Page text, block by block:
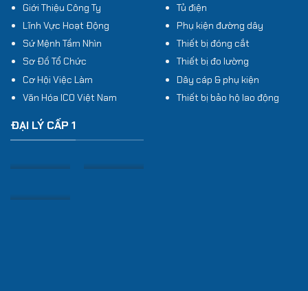
Giới Thiệu Công Ty
Lĩnh Vực Hoạt Động
Sứ Mệnh Tầm Nhìn
Sơ Đồ Tổ Chức
Cơ Hội Việc Làm
Văn Hóa ICO Việt Nam
Tủ điện
Phụ kiện đường dây
Thiết bị đóng cắt
Thiết bị đo lường
Dây cáp & phụ kiện
Thiết bị bảo hộ lao động
ĐẠI LÝ CẤP 1